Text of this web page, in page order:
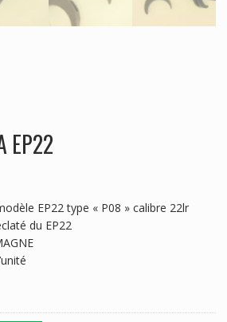
EP22
EP22 type « P08 » calibre 22lr
du EP22